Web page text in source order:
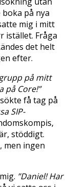
på nya
mig i mitt
istället. Fråga
det helt
efter.
på mitt
på Core!”
få tag på
SIP-
stöddigt.
men ingen
”Daniel! Har